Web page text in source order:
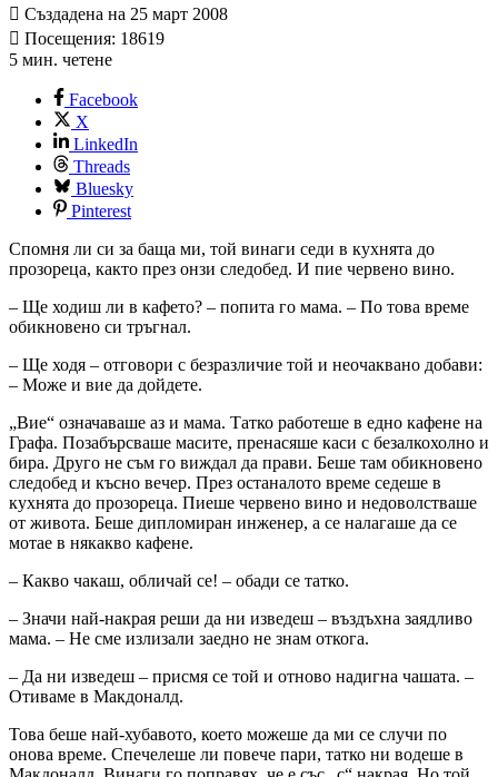
Създадена на 25 март 2008
Посещения: 18619
5 мин. четене
Facebook
X
LinkedIn
Threads
Bluesky
Pinterest
Спомня ли си за баща ми, той винаги седи в кухнята до
прозореца, както през онзи следобед. И пие червено вино.
– Ще ходиш ли в кафето? – попита го мама. – По това време
обикновено си тръгнал.
– Ще ходя – отговори с безразличие той и неочаквано добави:
– Може и вие да дойдете.
„Вие“ означаваше аз и мама. Татко работеше в едно кафене на
Графа. Позабърсваше масите, пренасяше каси с безалкохолно и
бира. Друго не съм го виждал да прави. Беше там обикновено
следобед и късно вечер. През останалото време седеше в
кухнята до прозореца. Пиеше червено вино и недоволстваше
от живота. Беше дипломиран инженер, а се налагаше да се
мотае в някакво кафене.
– Какво чакаш, обличай се! – обади се татко.
– Значи най-накрая реши да ни изведеш – въздъхна заядливо
мама. – Не сме излизали заедно не знам откога.
– Да ни изведеш – присмя се той и отново надигна чашата. –
Отиваме в Макдоналд.
Това беше най-хубавото, което можеше да ми се случи по
онова време. Спечелеше ли повече пари, татко ни водеше в